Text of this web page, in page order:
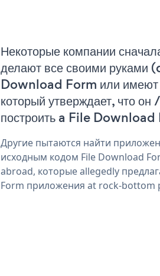
Некоторые компании
делают все своими руками
Download Form или
который утверждает, что
построить a File
Другие пытаются найти
исходным кодом File Download
abroad, которые allegedly
Form приложения at rock-bottom